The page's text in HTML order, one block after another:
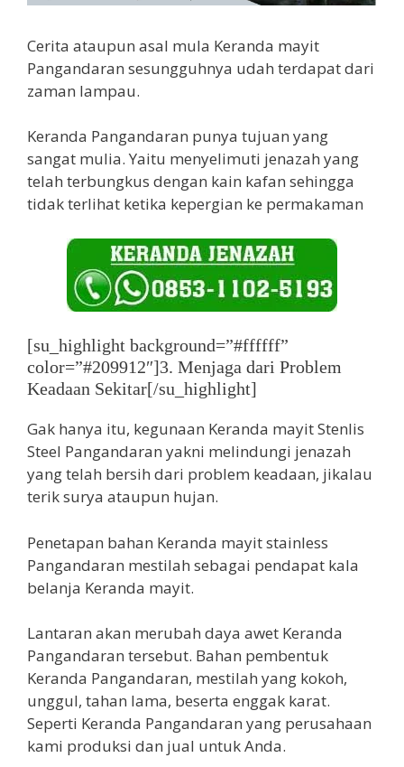
Cerita ataupun asal mula Keranda mayit
Pangandaran sesungguhnya udah terdapat dari
zaman lampau.
Keranda Pangandaran punya tujuan yang
sangat mulia. Yaitu menyelimuti jenazah yang
telah terbungkus dengan kain kafan sehingga
tidak terlihat ketika kepergian ke permakaman
[su_highlight background=”#ffffff”
color=”#209912″]3. Menjaga dari Problem
Keadaan Sekitar[/su_highlight]
Gak hanya itu, kegunaan Keranda mayit Stenlis
Steel Pangandaran yakni melindungi jenazah
yang telah bersih dari problem keadaan, jikalau
terik surya ataupun hujan.
Penetapan bahan Keranda mayit stainless
Pangandaran mestilah sebagai pendapat kala
belanja Keranda mayit.
Lantaran akan merubah daya awet Keranda
Pangandaran tersebut. Bahan pembentuk
Keranda Pangandaran, mestilah yang kokoh,
unggul, tahan lama, beserta enggak karat.
Seperti Keranda Pangandaran yang perusahaan
kami produksi dan jual untuk Anda.